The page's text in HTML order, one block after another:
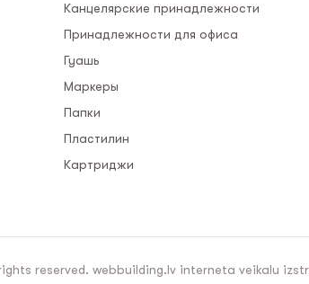
Канцелярские принадлежности
Принадлежности для офиса
Гуашь
Маркеры
Папки
Пластилин
Картриджи
reserved. webbuilding.lv interneta veikalu